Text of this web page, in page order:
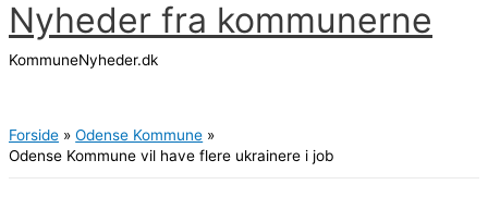
Gå
til
indholdet
Nyheder fra kommunerne
KommuneNyheder.dk
Forside
Odense Kommune
Odense Kommune vil have flere ukrainere i job